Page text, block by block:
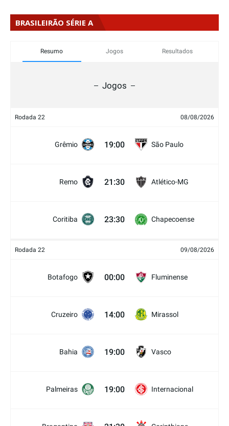
BRASILEIRÃO SÉRIE A
Resumo Jogos Resultados
Jogos
Rodada 22 08/08/2026
Grêmio 19:00 São Paulo
Remo 21:30 Atlético-MG
Coritiba 23:30 Chapecoense
Rodada 22 09/08/2026
Botafogo 00:00 Fluminense
Cruzeiro 14:00 Mirassol
Bahia 19:00 Vasco
Palmeiras 19:00 Internacional